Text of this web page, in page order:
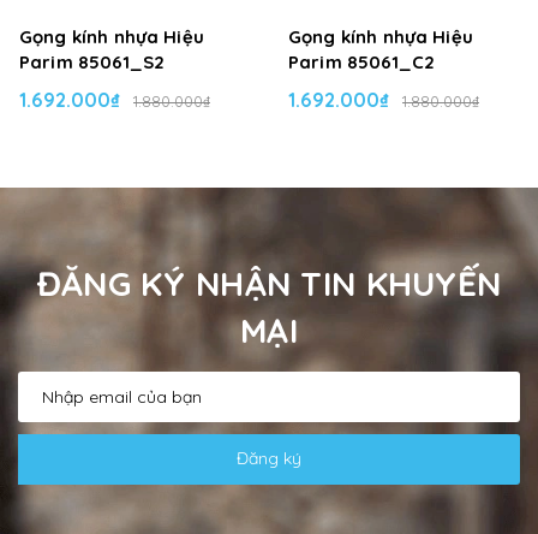
Gọng kính nhựa Hiệu
Parim 85061_S2
1.692.000₫ 1.880.000₫
Gọng kính nhựa Hiệu
Parim 85061_C2
1.692.000₫ 1.880.000₫
ĐĂNG KÝ NHẬN TIN KHUYẾN
MẠI
Đăng ký